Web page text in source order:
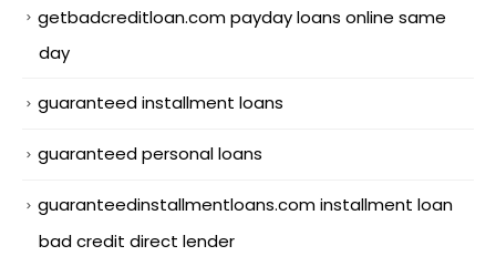
getbadcreditloan.com payday loans online same
day
guaranteed installment loans
guaranteed personal loans
guaranteedinstallmentloans.com installment loan
bad credit direct lender